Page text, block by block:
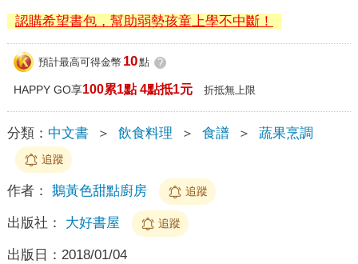
認購希望書包，幫助弱勢孩童上學不中斷！
預計最高可得金幣 10點 ?
HAPPY GO享100累1點 4點抵1元 折抵無上限
分類： 中文書 ＞ 飲食料理 ＞ 食譜 ＞ 蔬果烹調
追蹤
作者： 鵝黃色甜點廚房 追蹤
出版社： 大好書屋 追蹤
出版日： 2018/01/04